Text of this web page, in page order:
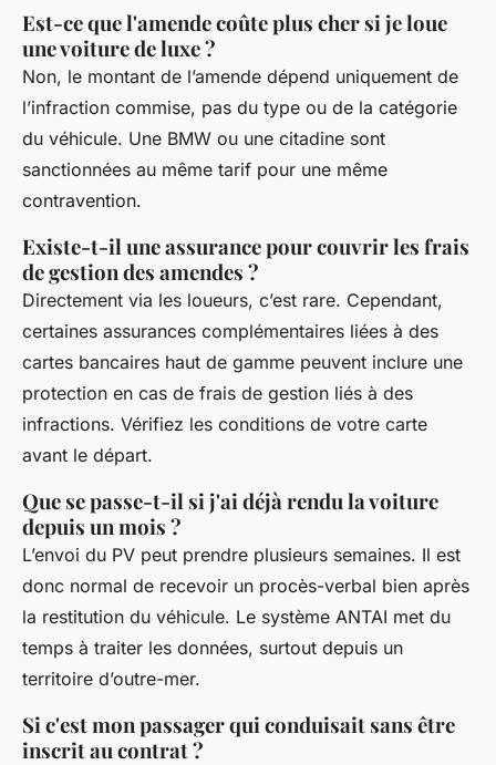
Est-ce que l'amende coûte plus cher si je loue
une voiture de luxe ?
Non, le montant de l’amende dépend uniquement de
l’infraction commise, pas du type ou de la catégorie
du véhicule. Une BMW ou une citadine sont
sanctionnées au même tarif pour une même
contravention.
Existe-t-il une assurance pour couvrir les frais
de gestion des amendes ?
Directement via les loueurs, c’est rare. Cependant,
certaines assurances complémentaires liées à des
cartes bancaires haut de gamme peuvent inclure une
protection en cas de frais de gestion liés à des
infractions. Vérifiez les conditions de votre carte
avant le départ.
Que se passe-t-il si j'ai déjà rendu la voiture
depuis un mois ?
L’envoi du PV peut prendre plusieurs semaines. Il est
donc normal de recevoir un procès-verbal bien après
la restitution du véhicule. Le système ANTAI met du
temps à traiter les données, surtout depuis un
territoire d’outre-mer.
Si c'est mon passager qui conduisait sans être
inscrit au contrat ?